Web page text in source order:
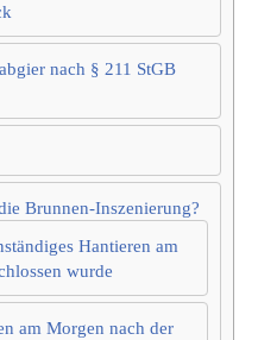
nach § 211 StGB
Brunnen-Inszenierung?
Hantieren am
wurde
am Morgen nach der